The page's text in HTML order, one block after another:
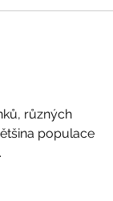
různých
populace